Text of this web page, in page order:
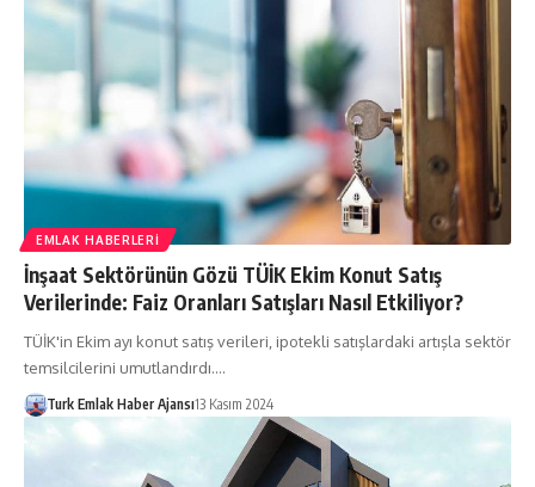
EMLAK HABERLERI
İnşaat Sektörünün Gözü TÜİK Ekim Konut Satış
Verilerinde: Faiz Oranları Satışları Nasıl Etkiliyor?
TÜİK'in Ekim ayı konut satış verileri, ipotekli satışlardaki artışla sektör
temsilcilerini umutlandırdı.…
Turk Emlak Haber Ajansı13 Kasım 2024